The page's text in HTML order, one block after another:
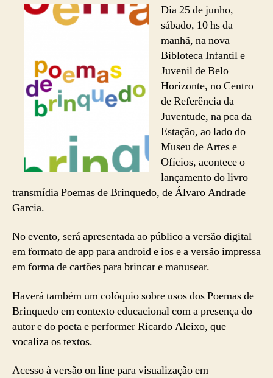
10
hs
lançamento
do
livro
transmídia
poemas
de
brinquedo
Dia 25 de junho,
sábado, 10 hs da
manhã, na nova
Bibloteca Infantil e
Juvenil de Belo
Horizonte, no Centro
de Referência da
Juventude, na pca da
Estação, ao lado do
Museu de Artes e
Ofícios, acontece o
lançamento do livro
transmídia Poemas de Brinquedo, de Álvaro Andrade
Garcia.
No evento, será apresentada ao público a versão digital
em formato de app para android e ios e a versão impressa
em forma de cartões para brincar e manusear.
Haverá também um colóquio sobre usos dos Poemas de
Brinquedo em contexto educacional com a presença do
autor e do poeta e performer Ricardo Aleixo, que
vocaliza os textos.
Acesso à versão on line para visualização em